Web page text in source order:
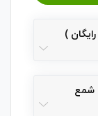
)
شمع